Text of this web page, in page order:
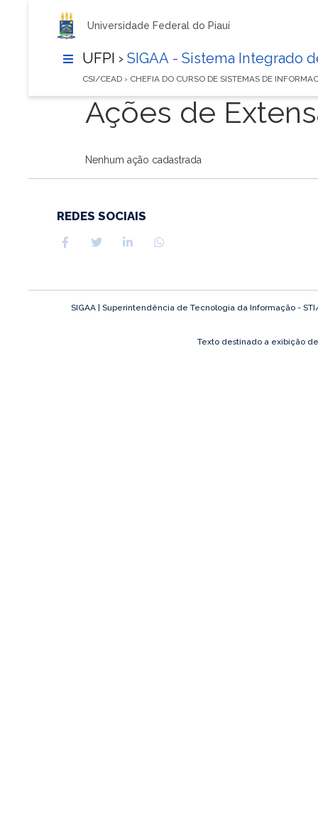
Universidade Federal do Piauí
UFPI › SIGAA - Sistema Integrado
CSI/CEAD › CHEFIA DO CURSO DE SISTEMAS DE
Ações de
Nenhum ação cadastrada
REDES SOCIAIS
SIGAA | Superintendência de Tecnologia da Informação -
Texto destinado a exibição